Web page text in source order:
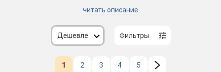
читать описание
Дешевле Фильтры
1 2 3 4 5